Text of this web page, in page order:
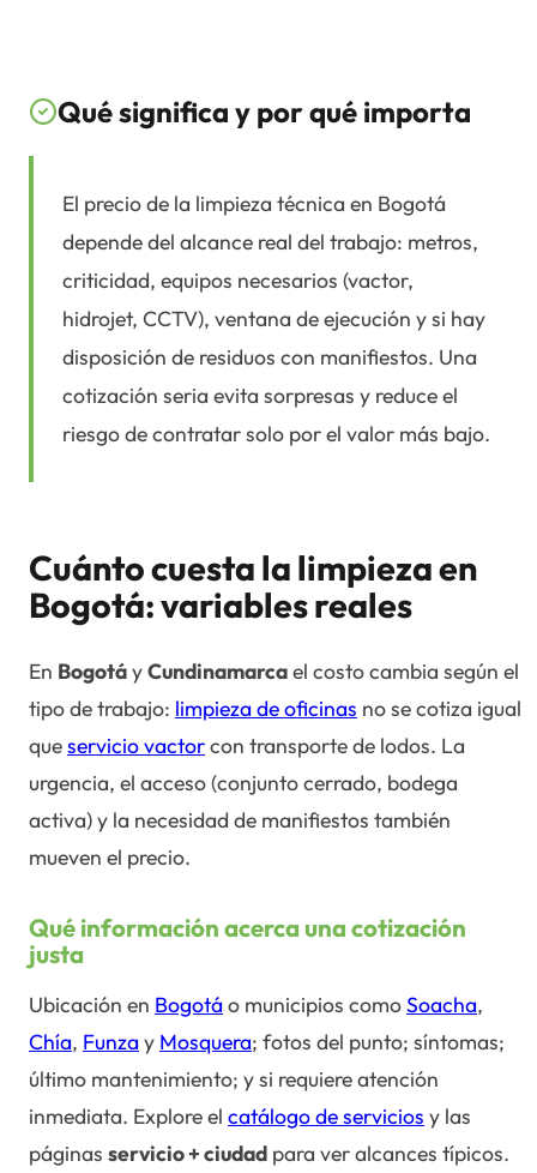
Qué significa y por qué importa
El precio de la limpieza técnica en Bogotá
depende del alcance real del trabajo: metros,
criticidad, equipos necesarios (vactor,
hidrojet, CCTV), ventana de ejecución y si hay
disposición de residuos con manifiestos. Una
cotización seria evita sorpresas y reduce el
riesgo de contratar solo por el valor más bajo.
Cuánto cuesta la limpieza en
Bogotá: variables reales
En BogotáyCundinamarcael costo cambia según el
tipo de trabajo: limpieza de oficinas no se cotiza igual
queservicio vactorcon transporte de lodos. La
urgencia, el acceso (conjunto cerrado, bodega
activa) y la necesidad de manifiestos también
mueven el precio.
Qué información acerca una cotización
justa
Ubicación en Bogotáo municipios comoSoacha,
Chía, Funzay Mosquera; fotos del punto; síntomas;
último mantenimiento; y si requiere atención
inmediata. Explore el catálogo de servicios y las
páginas servicio + ciudad para ver alcances típicos.